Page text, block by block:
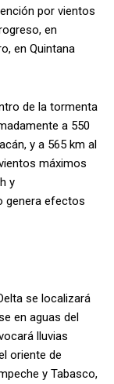
por vientos
en
en Quintana
de la tormenta
a 550
y a 565 km al
máximos
y
genera efectos
se localizará
en aguas del
lluvias
oriente de
y Tabasco,